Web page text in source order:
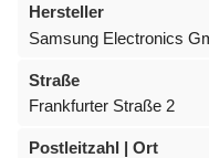
Hersteller
Samsung Electronics
Straße
Frankfurter Straße 2
Postleitzahl | Ort